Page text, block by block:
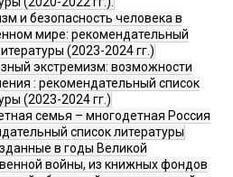
и безопасность человека в
мире: рекомендательный
(2023-2024 гг.)
экстремизм: возможности
: рекомендательный список
(2023-2024 гг.)
семья – многодетная Россия
список литературы
в годы Великой
войны, из книжных фондов